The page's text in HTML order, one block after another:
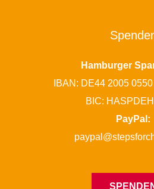
Hamburger
IBAN: DE44 2005
BIC:
PayPal: